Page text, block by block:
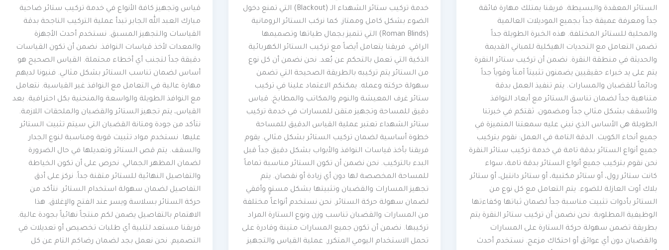
الستائر المعقدة والبسيطة. فريقنا يمتلك مهارة فائقة
جداً ومعرفة عميقة جداً بجميع الموديلات العالمية
والمحلية للستائر المختلفة. هذه الخبرة الطويلة جداً
تضمن التعامل مع التحديات الهيكلية للمباني القديمة
والحديثة في منطقة النقرة. نضمن أن تركيب ستائر النقرة
يتم على يد خبراء حقيقيين يضمنون تثبيتاً آمناً وقوياً جداً
ودائماً للقضبان والمسارات. يتم تنفيذ العمل بدقة
متناهية جداً لضمان تناسق الستائر مع أبعاد النوافذ
والأسقف بشكل مثالي جداً ومضمون. ثقتكم في خبرتنا
الطويلة هي الأساس الذي نبني عليه سمعتنا المتميزة في
جميع أنحاء الكويت. الدقة التامة في العمل: نقوم بتركيب
جميع أنواع الستائر بدقة تامة في خدمة تركيب ستائر النقرة
نحن نقوم بتركيب جميع أنواع الستائر بدقة تامة، سواء
كانت ستائر رول، أو ستائر مكتبية، أو ستائر دانتيل، أو ستائر
بلاك أوت العازلة للضوء. يتم التعامل مع كل نوع من
الستائر بأدوات تثبيت مناسبة جداً لضمان ثباتها وكفاءتها
الوظيفية المطلوبة. نحن نضمن أن تركيب ستائر النقرة يتم
بطريقة تضمن سهولة حركة الستارة على المسارات
والقضبان دون أي عوائق أو احتكاك مزعج. نستخدم أحدث
خدمة تركيب ستائر الشهداء الـ (Blackout) التي تمنع دخول
الضوء بشكل كامل وممتاز. كما نركب الستائر الرومانية
(Roman Blinds) التي تتميز بجمال طياتها وتصميمها
الراقي. فريقنا يتعامل أيضاً مع تركيب الستائر الكهربائية
الذكية التي تعمل بالتحكم عن بُعد. نحن نضمن أن كل نوع
من الستائر يتم تركيبه بالطريقة الصحيحة التي تضمن
سهولة حركته وعمله. يمكنكم الاعتماد علينا في تركيب
ستائر غرف المعيشة والنوم والمكاتب والمطابخ. قياس
دقيق للمساحة وتجهيز متقن للمسارات في خدمة تركيب
ستائر الشهداء تعتبر عملية القياس الدقيق للمساحة
خطوة أساسية لضمان تركيب الستائر بشكل مثالي. يقوم
فريقنا بأخذ قياسات النوافذ والأبواب بشكل دقيق جداً قبل
البدء بالتركيب. نحن نضمن أن تكون الستائر مناسبة تماماً
للمساحة المخصصة لها دون أي زيادة أو نقصان. يتم
تجهيز المسارات والقضبان وتثبيتها بشكل مستوٍ وأفقي
لضمان سهولة حركة الستائر. نحن نستخدم أنواعاً مختلفة
من المسارات والقضبان تناسب وزن ونوع الستارة المراد
تركيبها. نضمن أن تكون جميع المسارات متينة وقادرة على
تحمل الاستخدام اليومي المتكرر. عملية القياس والتجهيز
قياس وتجهيز كافة الأنواع في خدمة تركيب ستائر ضاحية
مبارك العبد الله الجابر تبدأ عملية التركيب الناجحة بدقة
القياسات والتجهيز المسبق. نستخدم أحدث الأجهزة
والمعدات لأخذ قياسات النوافذ. نضمن أن تكون القياسات
دقيقة جداً لتجنب أي أخطاء محتملة. القياس الصحيح هو
أساس لضمان تناسب الستائر بشكل مثالي. فنيونا لديهم
مهارة عالية في التعامل مع النوافذ غير القياسية. نتعامل
مع النوافذ الطويلة والواسعة والمنحنية بكل احترافية. بعد
القياس، يتم تجهيز الستائر والقضبان والملحقات اللازمة.
نتأكد من جودة ومتانة القضبان التي سيتم تثبيت الستائر
عليها. نستخدم مواد تثبيت قوية ومناسبة لنوع الجدار
والسقف. يتم قص الستائر وتعديلها في حال الضرورة
لضمان المظهر الجمالي. نحرص على أن تكون الخياطة
والتفاصيل النهائية للستائر متقنة جداً. نركز على أدق
التفاصيل لضمان سهولة استخدام الستائر. نتأكد من
حركة الستائر بسلاسة ويسر عند الفتح والإغلاق. هذا
الاهتمام بالتفاصيل يضمن لكم منتجاً نهائياً بجودة عالية.
فريقنا مستعد لتلبية أي طلبات تخصيص أو تعديلات في
التصميم. نحن نعمل بجد لضمان رضاكم التام عن كل